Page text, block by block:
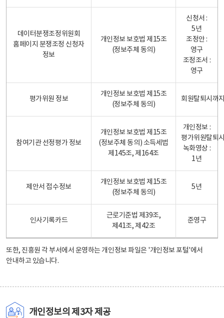
데이터분쟁조정위원회
홈페이지 분쟁조정 신청자
정보
개인정보 보호법 제15조
(정보주체 동의)
신청서 :
5년
조정안 :
영구
조정조서 :
영구
평가위원 정보
개인정보 보호법 제15조
(정보주체 동의)
회원탈퇴시까
참여기관 선정평가 정보
개인정보 보호법 제15조
(정보주체 동의) 소득세법
제145조, 제164조
개인정보 :
평가위원탈퇴
녹화영상 :
1년
제안서 접수정보
개인정보 보호법 제15조
(정보주체 동의)
5년
인사기록카드
근로기준법 제39조,
제41조, 제42조
준영구
또한, 진흥원 각 부서에서 운영하는 개인정보 파일은 '개인정보 포털'에서
안내하고 있습니다.
개인정보의 제3자 제공